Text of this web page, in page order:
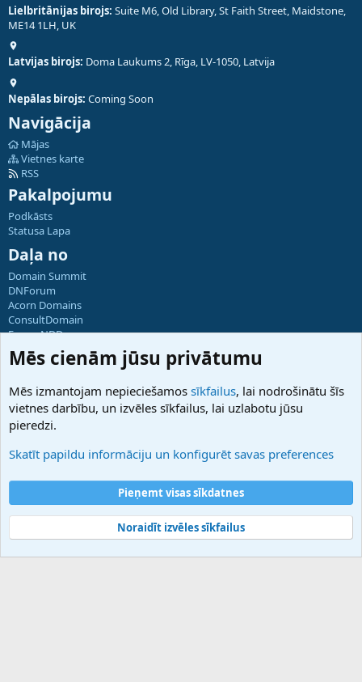
Lielbritānijas birojs: Suite M6, Old Library, St Faith Street, Maidstone,
ME14 1LH, UK
Latvijas birojs: Doma Laukums 2, Rīga, LV-1050, Latvija
Nepālas birojs: Coming Soon
Navigācija
Mājas
Vietnes karte
RSS
Pakalpojumu
Podkāsts
Statusa Lapa
Daļa no
Domain Summit
DNForum
Acorn Domains
ConsultDomain
ForumNDD
Domainforum.ro
27.be
Hostmaria
Atbalsts
Palīdzība
Noteikumi un nosacījumi
Privātuma politika
Community platform by XenForo® © 2010-2025 XenForo Ltd.
Mēs cienām jūsu privātumu
Mēs izmantojam nepieciešamos sīkfailus, lai nodrošinātu šīs
vietnes darbību, un izvēles sīkfailus, lai uzlabotu jūsu
pieredzi.
Skatīt papildu informāciju un konfigurēt savas preferences
Pieņemt visas sīkdatnes
Noraidīt izvēles sīkfailus